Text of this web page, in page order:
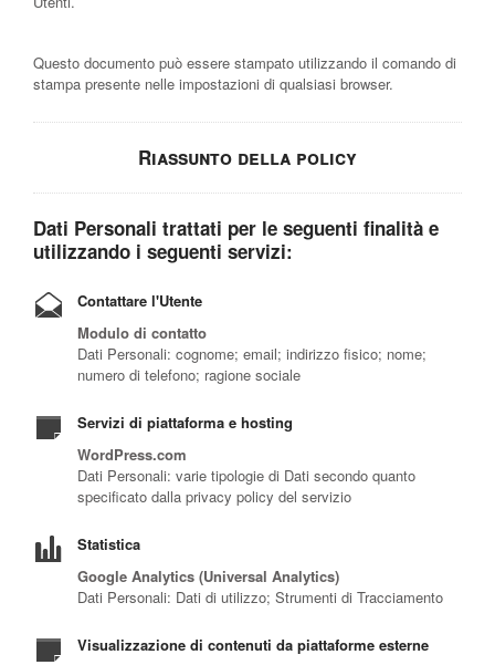
Questo documento può essere stampato utilizzando il comando di
stampa presente nelle impostazioni di qualsiasi browser.
Riassunto della policy
Dati Personali trattati per le seguenti finalità e
utilizzando i seguenti servizi:
Contattare l'Utente
Modulo di contatto
Dati Personali: cognome; email; indirizzo fisico; nome;
numero di telefono; ragione sociale
Servizi di piattaforma e hosting
WordPress.com
Dati Personali: varie tipologie di Dati secondo quanto
specificato dalla privacy policy del servizio
Statistica
Google Analytics (Universal Analytics)
Dati Personali: Dati di utilizzo; Strumenti di Tracciamento
Visualizzazione di contenuti da piattaforme esterne